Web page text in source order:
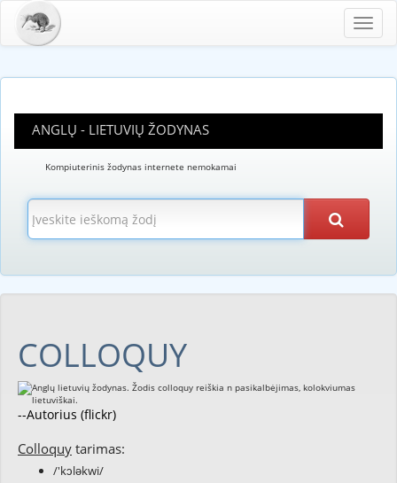
ANGLŲ - LIETUVIŲ ŽODYNAS
Kompiuterinis žodynas internete nemokamai
COLLOQUY
--Autorius (flickr)
Colloquy tarimas:
/'kɔləkwi/